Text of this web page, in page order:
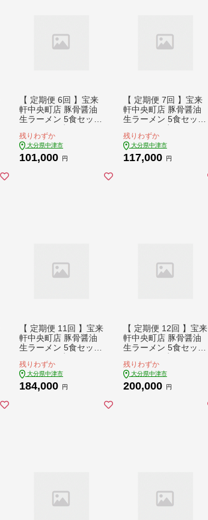
【 定期便 6回 】宝来
軒中央町店 豚骨醤油
生ラーメン 5食セット
豚骨 醤油 豚骨ラーメ
ン とんこつラーメン
醤油ラーメン 自家製
残りわずか
大分県中津市
101,000 円
【 定期便 7回 】宝来
軒中央町店 豚骨醤油
生ラーメン 5食セット
豚骨 醤油 豚骨ラーメ
ン とんこつラーメン
醤油ラーメン 自家製
残りわずか
大分県中津市
117,000 円
【 定期便 11回 】宝来
軒中央町店 豚骨醤油
生ラーメン 5食セット
豚骨 醤油 豚骨ラーメ
ン とんこつラーメン
醤油ラーメン 自家製
残りわずか
大分県中津市
184,000 円
【 定期便 12回 】宝来
軒中央町店 豚骨醤油
生ラーメン 5食セット
豚骨 醤油 豚骨ラーメ
ン とんこつラーメン
醤油ラーメン 自家製
残りわずか
大分県中津市
200,000 円